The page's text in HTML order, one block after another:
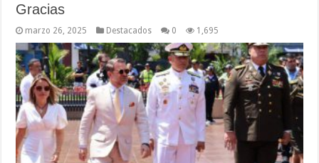
Gracias
marzo 26, 2025 Destacados 0 1,695